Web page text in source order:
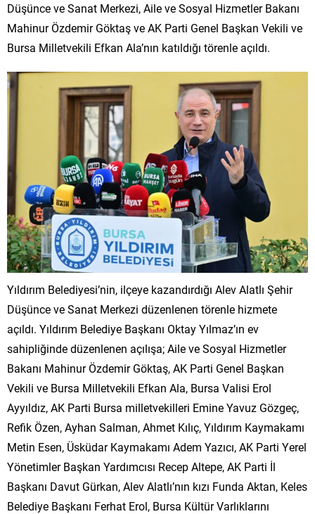
Düşünce ve Sanat Merkezi, Aile ve Sosyal Hizmetler Bakanı
Mahinur Özdemir Göktaş ve AK Parti Genel Başkan Vekili ve
Bursa Milletvekili Efkan Ala’nın katıldığı törenle açıldı.
Yıldırım Belediyesi’nin, ilçeye kazandırdığı Alev Alatlı Şehir
Düşünce ve Sanat Merkezi düzenlenen törenle hizmete
açıldı. Yıldırım Belediye Başkanı Oktay Yılmaz’ın ev
sahipliğinde düzenlenen açılışa; Aile ve Sosyal Hizmetler
Bakanı Mahinur Özdemir Göktaş, AK Parti Genel Başkan
Vekili ve Bursa Milletvekili Efkan Ala, Bursa Valisi Erol
Ayyıldız, AK Parti Bursa milletvekilleri Emine Yavuz Gözgeç,
Refik Özen, Ayhan Salman, Ahmet Kılıç, Yıldırım Kaymakamı
Metin Esen, Üsküdar Kaymakamı Adem Yazıcı, AK Parti Yerel
Yönetimler Başkan Yardımcısı Recep Altepe, AK Parti İl
Başkanı Davut Gürkan, Alev Alatlı’nın kızı Funda Aktan, Keles
Belediye Başkanı Ferhat Erol, Bursa Kültür Varlıklarını